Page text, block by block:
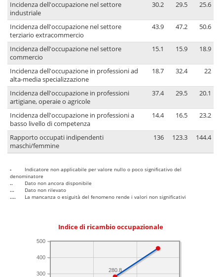
Incidenza dell'occupazione nel settore
industriale
30.2 29.5 25.6
Incidenza dell'occupazione nel settore
terziario extracommercio
43.9 47.2 50.6
Incidenza dell'occupazione nel settore
commercio
15.1 15.9 18.9
Incidenza dell'occupazione in professioni ad
alta-media specializzazione
18.7 32.4 22
Incidenza dell'occupazione in professioni
artigiane, operaie o agricole
37.4 29.5 20.1
Incidenza dell'occupazione in professioni a
basso livello di competenza
14.4 16.5 23.2
Rapporto occupati indipendenti
maschi/femmine
136 123.3 144.4
-
Indicatore non applicabile per valore nullo o poco significativo del
denominatore
..
Dato non ancora disponibile
...
Dato non rilevato
....
La mancanza o esiguità del fenomeno rende i valori non significativi
Indice di ricambio occupazionale
300
400
500
280.8